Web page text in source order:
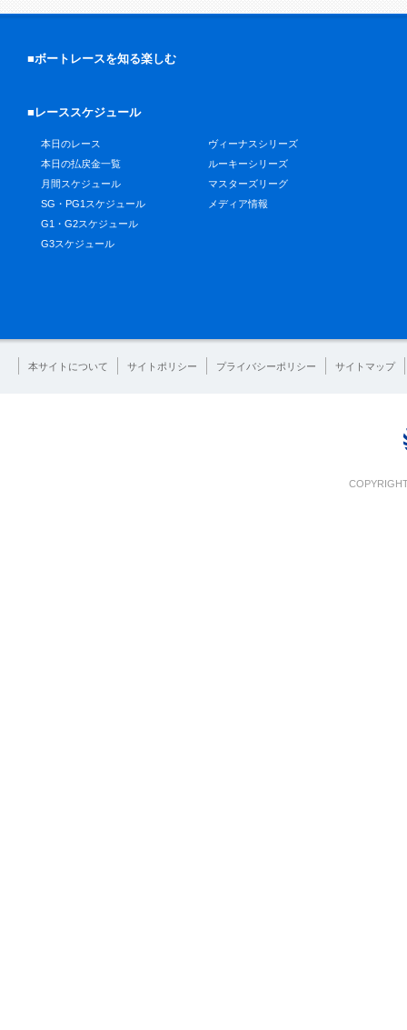
■ボートレースを知る楽しむ
■レーススケジュール
本日のレース
本日の払戻金一覧
月間スケジュール
SG・PG1スケジュール
G1・G2スケジュール
G3スケジュール
ヴィーナスシリーズ
ルーキーシリーズ
マスターズリーグ
メディア情報
本サイトについて サイトポリシー プライバシーポリシー サイトマップ